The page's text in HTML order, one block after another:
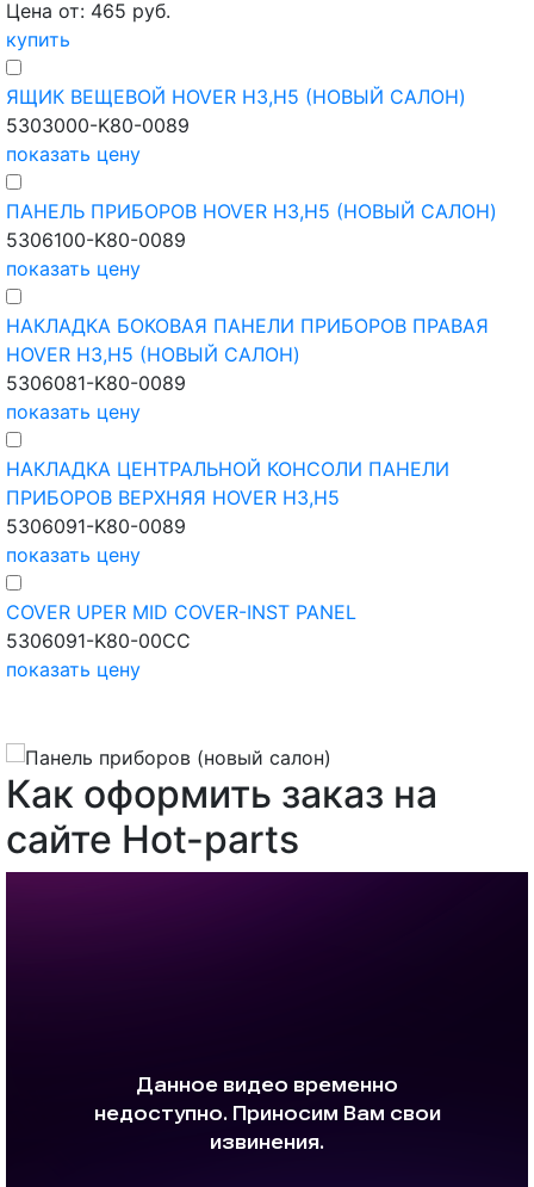
Цена от: 465 руб.
купить
ЯЩИК ВЕЩЕВОЙ HOVER H3,H5 (НОВЫЙ САЛОН)
5303000-K80-0089
показать цену
ПАНЕЛЬ ПРИБОРОВ HOVER H3,H5 (НОВЫЙ САЛОН)
5306100-K80-0089
показать цену
НАКЛАДКА БОКОВАЯ ПАНЕЛИ ПРИБОРОВ ПРАВАЯ
HOVER H3,H5 (НОВЫЙ САЛОН)
5306081-K80-0089
показать цену
НАКЛАДКА ЦЕНТРАЛЬНОЙ КОНСОЛИ ПАНЕЛИ
ПРИБОРОВ ВЕРХНЯЯ HOVER H3,H5
5306091-K80-0089
показать цену
COVER UPER MID COVER-INST PANEL
5306091-K80-00CC
показать цену
Как оформить заказ на
сайте Hot-parts